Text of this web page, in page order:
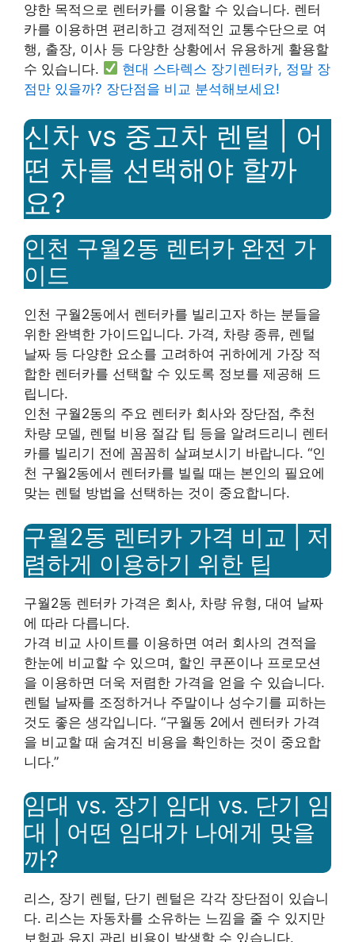
양한 목적으로 렌터카를 이용할 수 있습니다. 렌터
카를 이용하면 편리하고 경제적인 교통수단으로 여
행, 출장, 이사 등 다양한 상황에서 유용하게 활용할
수 있습니다.
현대 스타렉스 장기렌터카, 정말 장
점만 있을까? 장단점을 비교 분석해보세요!
신차 vs 중고차 렌털 | 어
떤 차를 선택해야 할까
요?
인천 구월2동 렌터카 완전 가
이드
인천 구월2동에서 렌터카를 빌리고자 하는 분들을
위한 완벽한 가이드입니다. 가격, 차량 종류, 렌털
날짜 등 다양한 요소를 고려하여 귀하에게 가장 적
합한 렌터카를 선택할 수 있도록 정보를 제공해 드
립니다.
인천 구월2동의 주요 렌터카 회사와 장단점, 추천
차량 모델, 렌털 비용 절감 팁 등을 알려드리니 렌터
카를 빌리기 전에 꼼꼼히 살펴보시기 바랍니다. “인
천 구월2동에서 렌터카를 빌릴 때는 본인의 필요에
맞는 렌털 방법을 선택하는 것이 중요합니다.
구월2동 렌터카 가격 비교 | 저
렴하게 이용하기 위한 팁
구월2동 렌터카 가격은 회사, 차량 유형, 대여 날짜
에 따라 다릅니다.
가격 비교 사이트를 이용하면 여러 회사의 견적을
한눈에 비교할 수 있으며, 할인 쿠폰이나 프로모션
을 이용하면 더욱 저렴한 가격을 얻을 수 있습니다.
렌털 날짜를 조정하거나 주말이나 성수기를 피하는
것도 좋은 생각입니다. “구월동 2에서 렌터카 가격
을 비교할 때 숨겨진 비용을 확인하는 것이 중요합
니다.”
임대 vs. 장기 임대 vs. 단기 임
대 | 어떤 임대가 나에게 맞을
까?
리스, 장기 렌털, 단기 렌털은 각각 장단점이 있습니
다. 리스는 자동차를 소유하는 느낌을 줄 수 있지만
보험과 유지 관리 비용이 발생할 수 있습니다.